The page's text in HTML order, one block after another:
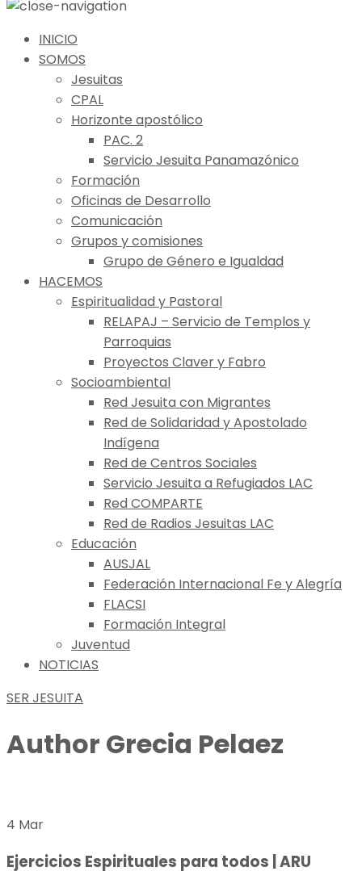
INICIO
SOMOS
Jesuitas
CPAL
Horizonte apostólico
PAC. 2
Servicio Jesuita Panamazónico
Formación
Oficinas de Desarrollo
Comunicación
Grupos y comisiones
Grupo de Género e Igualdad
HACEMOS
Espiritualidad y Pastoral
RELAPAJ – Servicio de Templos y
Parroquias
Proyectos Claver y Fabro
Socioambiental
Red Jesuita con Migrantes
Red de Solidaridad y Apostolado
Indígena
Red de Centros Sociales
Servicio Jesuita a Refugiados LAC
Red COMPARTE
Red de Radios Jesuitas LAC
Educación
AUSJAL
Federación Internacional Fe y Alegría
FLACSI
Formación Integral
Juventud
NOTICIAS
SER JESUITA
Author Grecia Pelaez
4 Mar
Ejercicios Espirituales para todos | ARU